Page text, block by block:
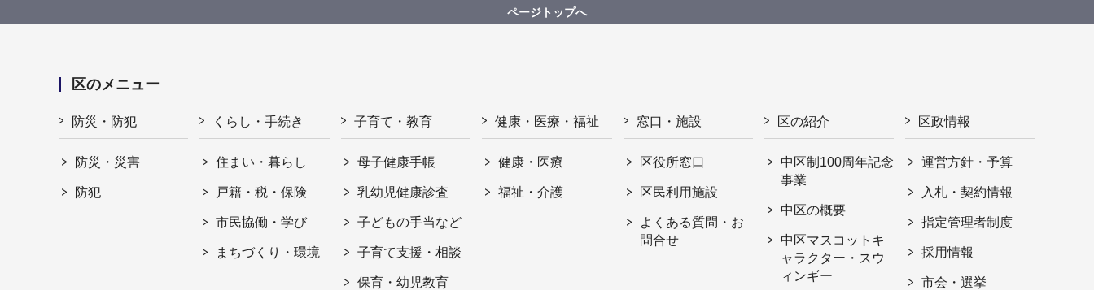
ページトップへ
区のメニュー
防災・防犯
防災・災害
防犯
くらし・手続き
住まい・暮らし
戸籍・税・保険
市民協働・学び
まちづくり・環境
子育て・教育
母子健康手帳
乳幼児健康診査
子どもの手当など
子育て支援・相談
保育・幼児教育
健康・医療・福祉
健康・医療
福祉・介護
窓口・施設
区役所窓口
区民利用施設
よくある質問・お
問合せ
区の紹介
中区制100周年記念
事業
中区の概要
中区マスコットキ
ャラクター・スウ
ィンギー
区政情報
運営方針・予算
入札・契約情報
指定管理者制度
採用情報
市会・選挙